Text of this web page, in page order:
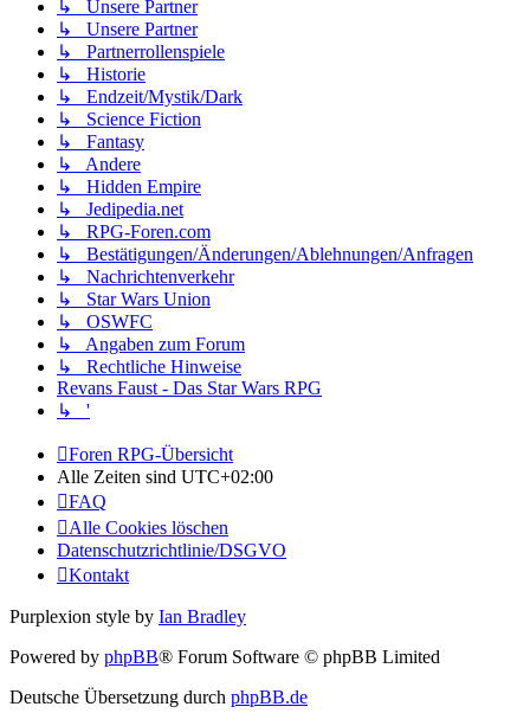
↳ Unsere Partner
↳ Unsere Partner
↳ Partnerrollenspiele
↳ Historie
↳ Endzeit/Mystik/Dark
↳ Science Fiction
↳ Fantasy
↳ Andere
↳ Hidden Empire
↳ Jedipedia.net
↳ RPG-Foren.com
↳ Bestätigungen/Änderungen/Ablehnungen/Anfragen
↳ Nachrichtenverkehr
↳ Star Wars Union
↳ OSWFC
↳ Angaben zum Forum
↳ Rechtliche Hinweise
Revans Faust - Das Star Wars RPG
↳ '
Foren RPG-Übersicht
Alle Zeiten sind UTC+02:00
FAQ
Alle Cookies löschen
Datenschutzrichtlinie/DSGVO
Kontakt
Purplexion style by Ian Bradley
Powered by phpBB® Forum Software © phpBB Limited
Deutsche Übersetzung durch phpBB.de